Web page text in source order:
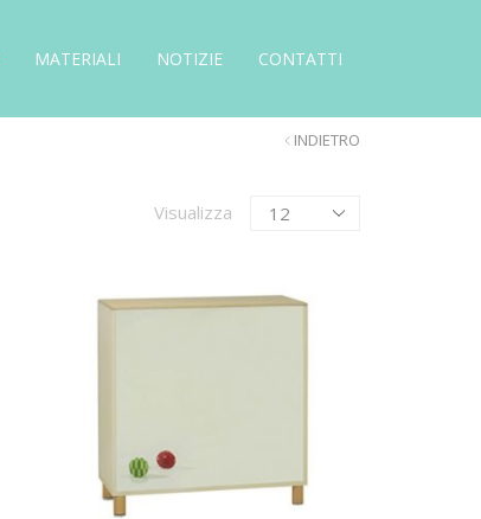
MATERIALI NOTIZIE CONTATTI
INDIETRO
Visualizza
Products